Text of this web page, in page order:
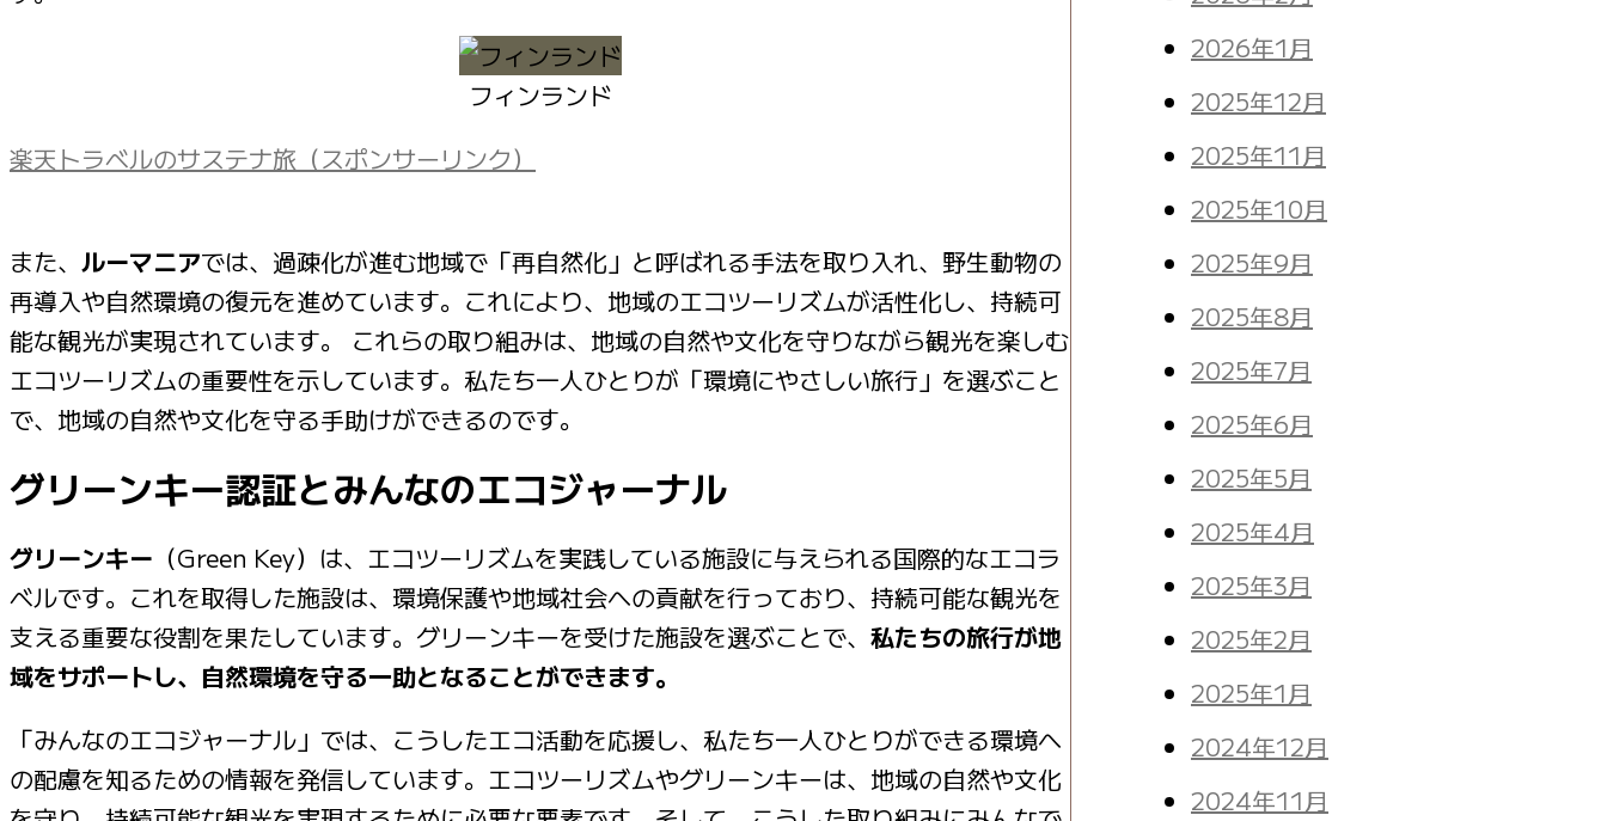
フィンランド
楽天トラベルのサステナ旅（スポンサーリンク）
また、 ルーマニアでは、過疎化が進む地域で「再自然化」と呼ばれる手法を取り入れ、野生動物の
再導入や自然環境の復元を進めています。これにより、地域のエコツーリズムが活性化し、持続可
能な観光が実現されています。 これらの取り組みは、地域の自然や文化を守りながら観光を楽しむ
エコツーリズムの重要性を示しています。私たち一人ひとりが「環境にやさしい旅行」を選ぶこと
で、地域の自然や文化を守る手助けができるのです。
グリーンキー認証とみんなのエコジャーナル
グリーンキー （Green Key）は、エコツーリズムを実践している施設に与えられる国際的なエコラ
ベルです。これを取得した施設は、環境保護や地域社会への貢献を行っており、持続可能な観光を
支える重要な役割を果たしています。グリーンキーを受けた施設を選ぶことで、 私たちの旅行が地
域をサポートし、自然環境を守る一助となることができます。
「みんなのエコジャーナル」では、こうしたエコ活動を応援し、私たち一人ひとりができる環境へ
の配慮を知るための情報を発信しています。エコツーリズムやグリーンキーは、地域の自然や文化
2026年1月
2025年12月
2025年11月
2025年10月
2025年9月
2025年8月
2025年7月
2025年6月
2025年5月
2025年4月
2025年3月
2025年2月
2025年1月
2024年12月
2024年11月